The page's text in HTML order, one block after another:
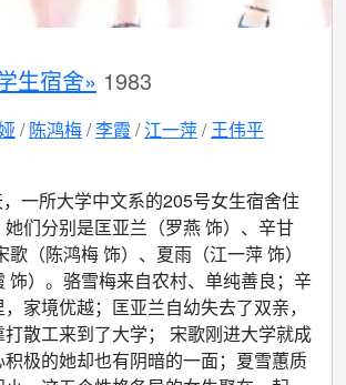
生宿舍» 1983
陈鸿梅 李霞 江一萍 王伟平
一所大学中文系的205号女生宿舍住
们分别是匡亚兰（罗燕 饰）、辛甘
歌（陈鸿梅 饰）、夏雨（江一萍 饰）
饰）。骆雪梅来自农村、单纯善良；辛
家境优越；匡亚兰自幼失去了双亲，
散工来到了大学； 宋歌刚进大学就成
极的她却也有阴暗的一面；夏雪蕙质